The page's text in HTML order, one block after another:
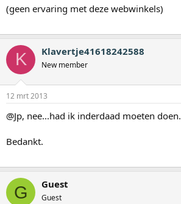
(geen ervaring met deze webwinkels)
K Klavertje41618242588
New member
12 mrt 2013
@Jp, nee...had ik inderdaad moeten doen.
Bedankt.
G Guest
Guest